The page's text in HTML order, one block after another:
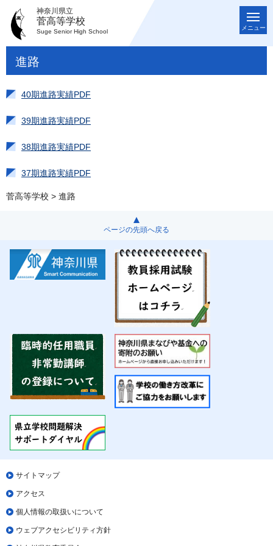
神奈川県立
菅高等学校
Suge Senior High School
メニュー
進路
40期進路実績PDF
39期進路実績PDF
38期進路実績PDF
37期進路実績PDF
菅高等学校 > 進路
ページの先頭へ戻る
サイトマップ
アクセス
個人情報の取扱いについて
ウェブアクセシビリティ方針